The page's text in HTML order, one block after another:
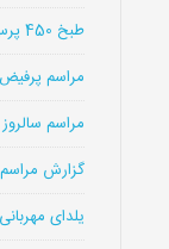
طبخ 450 پرس غذای نذری ( چلو جوجه )
مراسم
مراسم سالروز
گزارش مراسم
یلدای مهربانی